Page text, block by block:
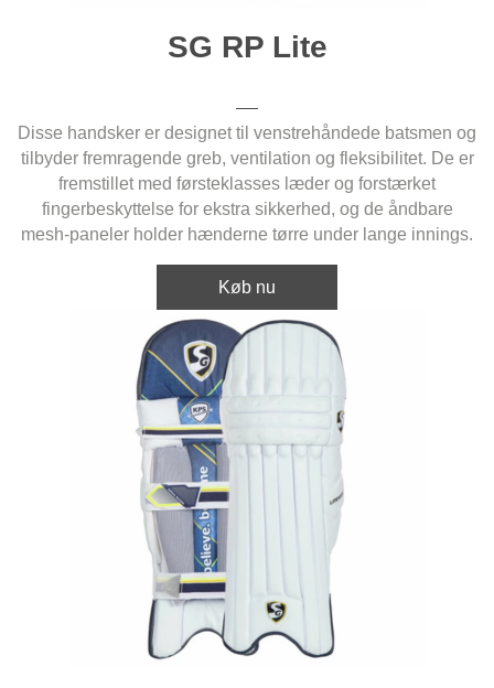
SG RP Lite
Disse handsker er designet til venstrehåndede batsmen og
tilbyder fremragende greb, ventilation og fleksibilitet. De er
fremstillet med førsteklasses læder og forstærket
fingerbeskyttelse for ekstra sikkerhed, og de åndbare
mesh-paneler holder hænderne tørre under lange innings.
Køb nu